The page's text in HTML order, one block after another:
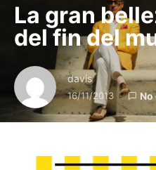
La gran
del fin del
davis
16/11/2013 No